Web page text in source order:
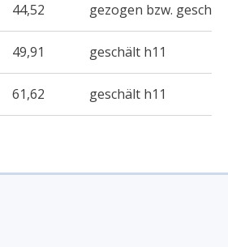
44,52 gezogen bzw.
49,91 geschält h11
61,62 geschält h11